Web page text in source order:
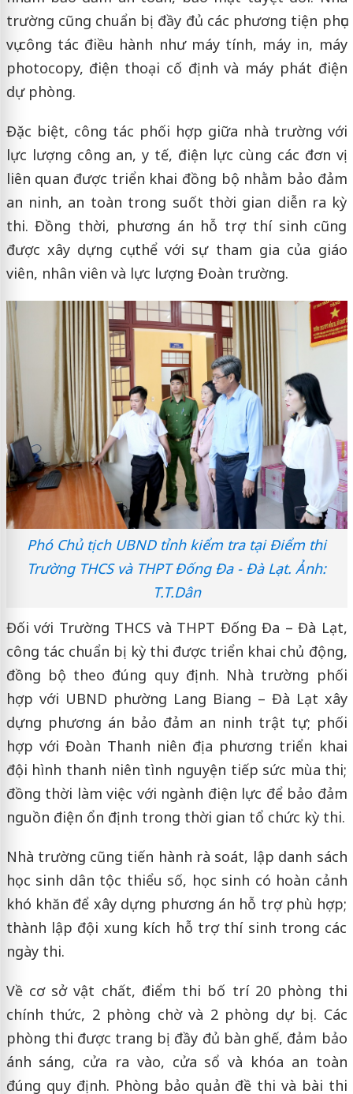
trường cũng chuẩn bị đầy đủ các phương tiện phục
vụ công tác điều hành như máy tính, máy in, máy
photocopy, điện thoại cố định và máy phát điện
dự phòng.
Đặc biệt, công tác phối hợp giữa nhà trường với
lực lượng công an, y tế, điện lực cùng các đơn vị
liên quan được triển khai đồng bộ nhằm bảo đảm
an ninh, an toàn trong suốt thời gian diễn ra kỳ
thi. Đồng thời, phương án hỗ trợ thí sinh cũng
được xây dựng cụ thể với sự tham gia của giáo
viên, nhân viên và lực lượng Đoàn trường.
Phó Chủ tịch UBND tỉnh kiểm tra tại Điểm thi
Trường THCS và THPT Đống Đa - Đà Lạt. Ảnh:
T.T.Dân
Đối với Trường THCS và THPT Đống Đa – Đà Lạt,
công tác chuẩn bị kỳ thi được triển khai chủ động,
đồng bộ theo đúng quy định. Nhà trường phối
hợp với UBND phường Lang Biang – Đà Lạt xây
dựng phương án bảo đảm an ninh trật tự; phối
hợp với Đoàn Thanh niên địa phương triển khai
đội hình thanh niên tình nguyện tiếp sức mùa thi;
đồng thời làm việc với ngành điện lực để bảo đảm
nguồn điện ổn định trong thời gian tổ chức kỳ thi.
Nhà trường cũng tiến hành rà soát, lập danh sách
học sinh dân tộc thiểu số, học sinh có hoàn cảnh
khó khăn để xây dựng phương án hỗ trợ phù hợp;
thành lập đội xung kích hỗ trợ thí sinh trong các
ngày thi.
Về cơ sở vật chất, điểm thi bố trí 20 phòng thi
chính thức, 2 phòng chờ và 2 phòng dự bị. Các
phòng thi được trang bị đầy đủ bàn ghế, đảm bảo
ánh sáng, cửa ra vào, cửa sổ và khóa an toàn
đúng quy định. Phòng bảo quản đề thi và bài thi